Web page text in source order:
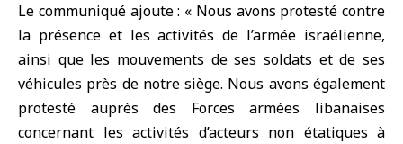
Le communiqué ajoute : « Nous avons protesté contre
la présence et les activités de l’armée israélienne,
ainsi que les mouvements de ses soldats et de ses
véhicules près de notre siège. Nous avons également
protesté auprès des Forces armées libanaises
concernant les activités d’acteurs non étatiques à